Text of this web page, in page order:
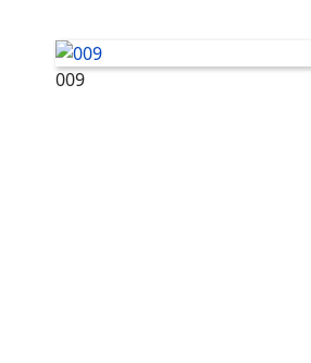
009